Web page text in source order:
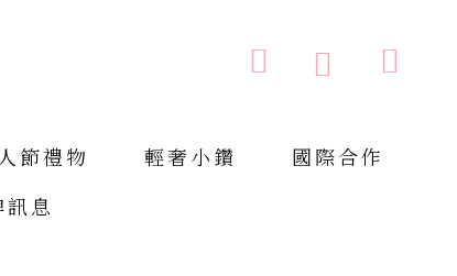
節禮物 輕奢小鑽
國際合作
訊息